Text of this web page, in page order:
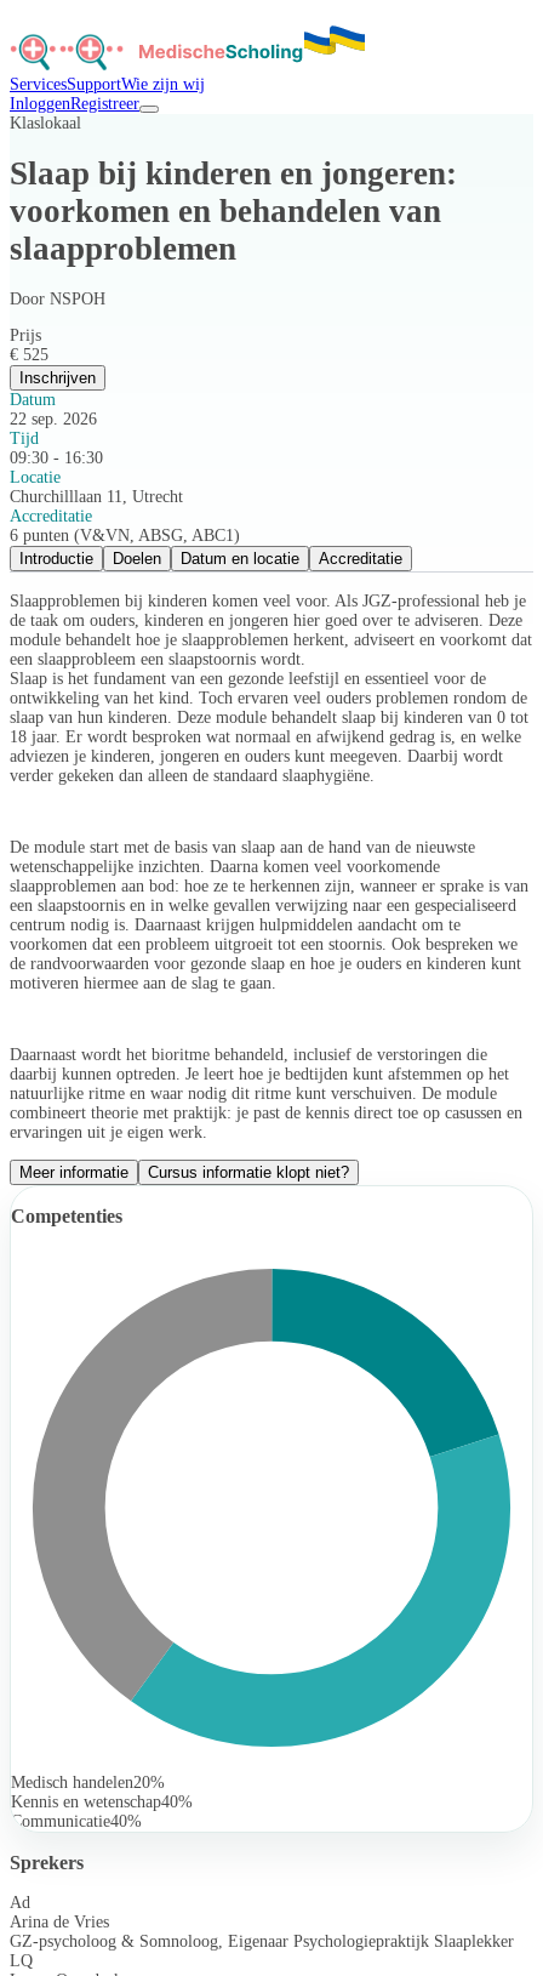
ServicesSupportWie zijn wij
InloggenRegistreer
Klaslokaal
Slaap bij kinderen en jongeren:
voorkomen en behandelen van
slaapproblemen
Door NSPOH
Prijs
€ 525
Inschrijven
Datum
22 sep. 2026
Tijd
09:30 - 16:30
Locatie
Churchilllaan 11, Utrecht
Accreditatie
6 punten (V&VN, ABSG, ABC1)
Introductie
Doelen Datum en locatie Accreditatie
Slaapproblemen bij kinderen komen veel voor. Als JGZ-professional heb je
de taak om ouders, kinderen en jongeren hier goed over te adviseren. Deze
module behandelt hoe je slaapproblemen herkent, adviseert en voorkomt dat
een slaapprobleem een slaapstoornis wordt.
Slaap is het fundament van een gezonde leefstijl en essentieel voor de
ontwikkeling van het kind. Toch ervaren veel ouders problemen rondom de
slaap van hun kinderen. Deze module behandelt slaap bij kinderen van 0 tot
18 jaar. Er wordt besproken wat normaal en afwijkend gedrag is, en welke
adviezen je kinderen, jongeren en ouders kunt meegeven. Daarbij wordt
verder gekeken dan alleen de standaard slaaphygiëne.
De module start met de basis van slaap aan de hand van de nieuwste
wetenschappelijke inzichten. Daarna komen veel voorkomende
slaapproblemen aan bod: hoe ze te herkennen zijn, wanneer er sprake is van
een slaapstoornis en in welke gevallen verwijzing naar een gespecialiseerd
centrum nodig is. Daarnaast krijgen hulpmiddelen aandacht om te
voorkomen dat een probleem uitgroeit tot een stoornis. Ook bespreken we
de randvoorwaarden voor gezonde slaap en hoe je ouders en kinderen kunt
motiveren hiermee aan de slag te gaan.
Daarnaast wordt het bioritme behandeld, inclusief de verstoringen die
daarbij kunnen optreden. Je leert hoe je bedtijden kunt afstemmen op het
natuurlijke ritme en waar nodig dit ritme kunt verschuiven. De module
combineert theorie met praktijk: je past de kennis direct toe op casussen en
ervaringen uit je eigen werk.
Meer informatie Cursus informatie klopt niet?
Competenties
Medisch handelen20%
Kennis en wetenschap40%
Communicatie40%
Sprekers
Ad
Arina de Vries
GZ-psycholoog & Somnoloog, Eigenaar Psychologiepraktijk Slaaplekker
LQ